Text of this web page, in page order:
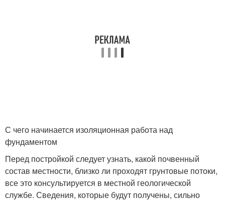
С чего начинается изоляционная работа над
фундаментом
Перед постройкой следует узнать, какой почвенный
состав местности, близко ли проходят грунтовые потоки,
все это консультируется в местной геологической
службе. Сведения, которые будут получены, сильно